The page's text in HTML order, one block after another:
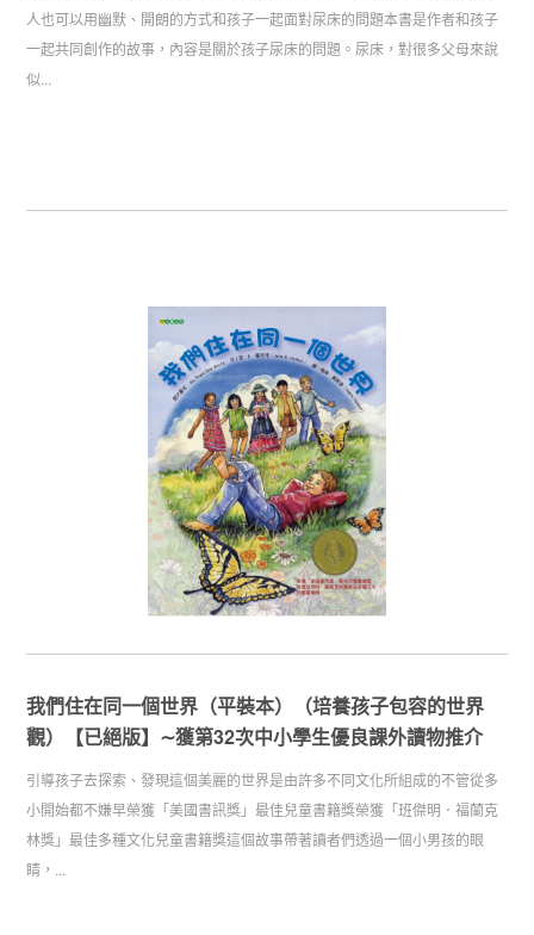
人也可以用幽默、開朗的方式和孩子一起面對尿床的問題本書是作者和孩子
一起共同創作的故事，內容是關於孩子尿床的問題。尿床，對很多父母來說
似...
我們住在同一個世界（平裝本）（培養孩子包容的世界
觀）【已絕版】∼獲第32次中小學生優良課外讀物推介
引導孩子去探索、發現這個美麗的世界是由許多不同文化所組成的不管從多
小開始都不嫌早榮獲「美國書訊獎」最佳兒童書籍獎榮獲「班傑明．福蘭克
林獎」最佳多種文化兒童書籍獎這個故事帶著讀者們透過一個小男孩的眼
睛，...